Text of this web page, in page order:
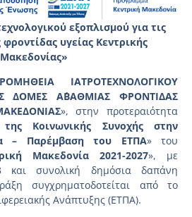
εξοπλισμού για τις
φροντίδας υγείας Κεντρικής
Μακεδονίας»
ΙΑΤΡΟΤΕΧΝΟΛΟΓΙΚΟΥ
ΔΟΜΕΣ Α΄ΒΑΘΜΙΑΣ ΦΡΟΝΤΙΔΑΣ
», στην προτεραιότητα
Κοινωνικής Συνοχής στην
– Παρέμβαση του ΕΤΠΑ» του
Μακεδονία 2021-2027», με
και συνολική δημόσια δαπάνη
συγχρηματοδοτείται από το
Ανάπτυξης (ΕΤΠΑ).